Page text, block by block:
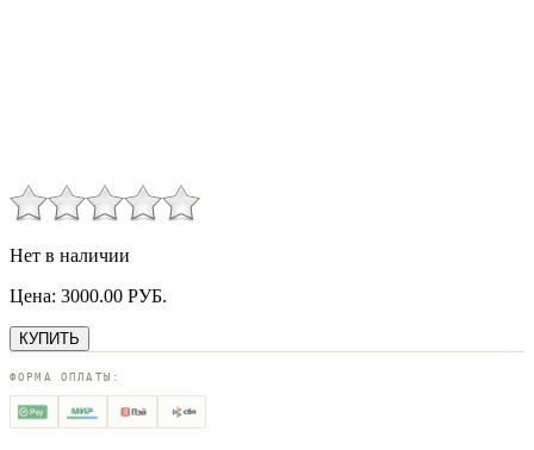
Нет в наличии
Цена: 3000.00 РУБ.
КУПИТЬ
ФОРМА ОПЛАТЫ: